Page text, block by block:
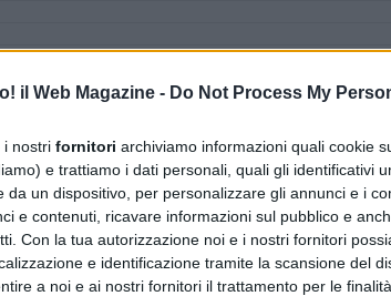
il Web Magazine - Do Not Process My
i nostri fornitori archiviamo informazioni quali cookie
e trattiamo i dati personali, quali gli identificativi
da un dispositivo, per personalizzare gli annunci e i
e contenuti, ricavare informazioni sul pubblico e
Con la tua autorizzazione noi e i nostri fornitori
e identificazione tramite la scansione del
a noi e ai nostri fornitori il trattamento per le